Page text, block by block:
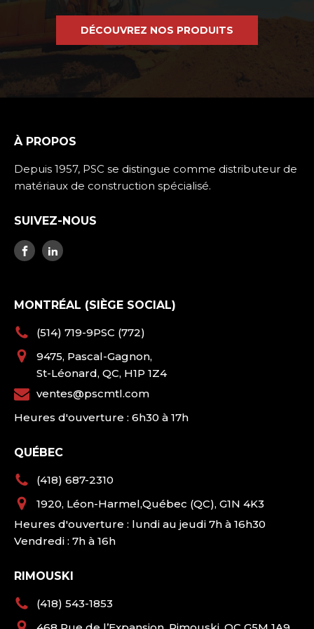
DÉCOUVREZ NOS PRODUITS
À PROPOS
Depuis 1957, PSC se distingue comme distributeur de
matériaux de construction spécialisé.
SUIVEZ-NOUS
MONTRÉAL (SIÈGE SOCIAL)
(514) 719-9PSC (772)
9475, Pascal-Gagnon,
St-Léonard, QC, H1P 1Z4
ventes@pscmtl.com
Heures d'ouverture : 6h30 à 17h
QUÉBEC
(418) 687-2310
1920, Léon-Harmel,Québec (QC), G1N 4K3
Heures d'ouverture : lundi au jeudi 7h à 16h30
Vendredi : 7h à 16h
RIMOUSKI
(418) 543-1853